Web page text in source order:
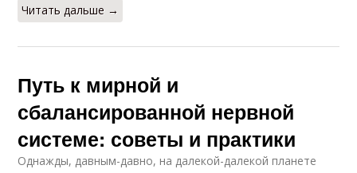
Читать дальше →
Путь к мирной и
сбалансированной нервной
системе: советы и практики
Однажды, давным-давно, на далекой-далекой планете